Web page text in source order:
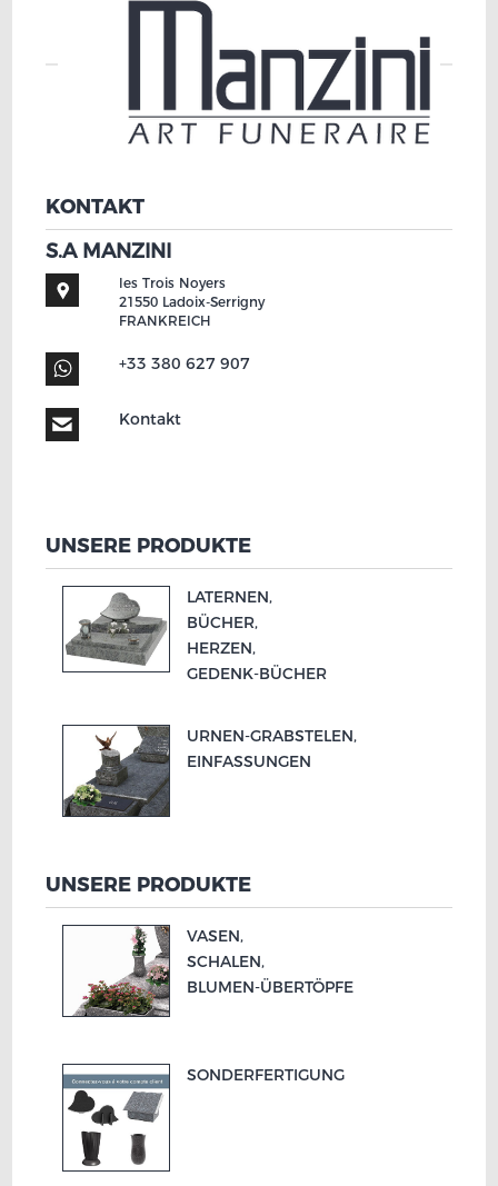
KONTAKT
S.A MANZINI
les Trois Noyers
21550 Ladoix-Serrigny
FRANKREICH
+33 380 627 907
Kontakt
UNSERE PRODUKTE
LATERNEN,
BÜCHER,
HERZEN,
GEDENK-BÜCHER
URNEN-GRABSTELEN,
EINFASSUNGEN
UNSERE PRODUKTE
VASEN,
SCHALEN,
BLUMEN-ÜBERTÖPFE
SONDERFERTIGUNG